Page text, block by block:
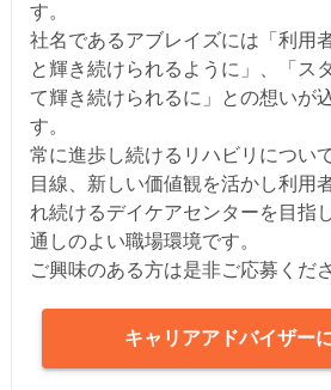
す。
社名であるアブレイズには「利用
と輝き続けられるように」、「ス
て輝き続けられるに」との想いが
す。
常に進歩し続けるリハビリについ
目線、新しい価値観を活かし利用
れ続けるデイケアセンターを目指
通しのよい職場環境です。
ご興味のある方は是非ご応募くださ
キャリアアドバイザー